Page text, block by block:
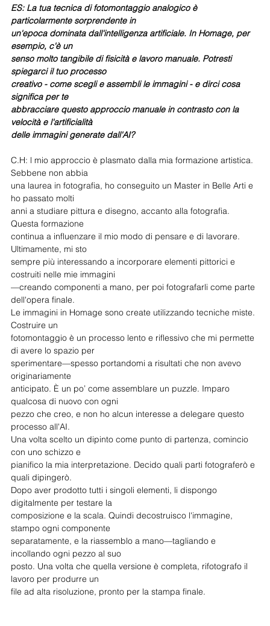
ES: La tua tecnica di fotomontaggio analogico è
particolarmente sorprendente in
un'epoca dominata dall'intelligenza artificiale. In Homage, per
esempio, c'è un
senso molto tangibile di fisicità e lavoro manuale. Potresti
spiegarci il tuo processo
creativo - come scegli e assembli le immagini - e dirci cosa
significa per te
abbracciare questo approccio manuale in contrasto con la
velocità e l'artificialità
delle immagini generate dall'AI?
C.H: l mio approccio è plasmato dalla mia formazione artistica.
Sebbene non abbia
una laurea in fotografia, ho conseguito un Master in Belle Arti e
ho passato molti
anni a studiare pittura e disegno, accanto alla fotografia.
Questa formazione
continua a influenzare il mio modo di pensare e di lavorare.
Ultimamente, mi sto
sempre più interessando a incorporare elementi pittorici e
costruiti nelle mie immagini
—creando componenti a mano, per poi fotografarli come parte
dell'opera finale.
Le immagini in Homage sono create utilizzando tecniche miste.
Costruire un
fotomontaggio è un processo lento e riflessivo che mi permette
di avere lo spazio per
sperimentare—spesso portandomi a risultati che non avevo
originariamente
anticipato. È un po’ come assemblare un puzzle. Imparo
qualcosa di nuovo con ogni
pezzo che creo, e non ho alcun interesse a delegare questo
processo all'AI.
Una volta scelto un dipinto come punto di partenza, comincio
con uno schizzo e
pianifico la mia interpretazione. Decido quali parti fotograferò e
quali dipingerò.
Dopo aver prodotto tutti i singoli elementi, li dispongo
digitalmente per testare la
composizione e la scala. Quindi decostruisco l'immagine,
stampo ogni componente
separatamente, e la riassemblo a mano—tagliando e
incollando ogni pezzo al suo
posto. Una volta che quella versione è completa, rifotografo il
lavoro per produrre un
file ad alta risoluzione, pronto per la stampa finale.